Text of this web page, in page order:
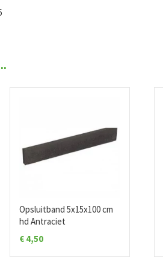
Opsluitband 5x15x100 cm
hd Antraciet
€ 4,50